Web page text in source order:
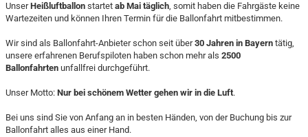
UnserHeißluftballon startet ab Mai täglich, somit haben die Fahrgäste keine
Wartezeiten und können Ihren Termin für die Ballonfahrt mitbestimmen.
Wir sind als Ballonfahrt-Anbieter schon seit über30 Jahren in Bayern tätig,
unsere erfahrenen Berufspiloten haben schon mehr als 2500
Ballonfahrten unfallfrei durchgeführt.
Unser Motto: Nur bei schönem Wetter gehen wir in die Luft.
Bei uns sind Sie von Anfang an in besten Händen, von der Buchung bis zur
Ballonfahrt alles aus einer Hand.